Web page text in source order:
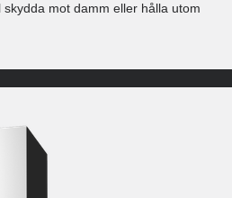
mot damm eller hålla utom